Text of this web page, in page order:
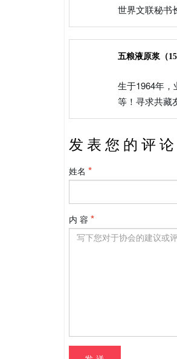
世界文联秘书
五粮液原浆（
生于1964年
等！寻求共藏
发 表 您 的 评 论
姓名
内 容